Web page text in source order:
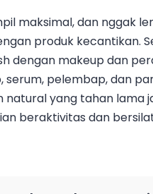
maksimal, dan nggak
produk kecantikan.
dengan makeup dan
pelembap, dan
yang tahan lama
beraktivitas dan